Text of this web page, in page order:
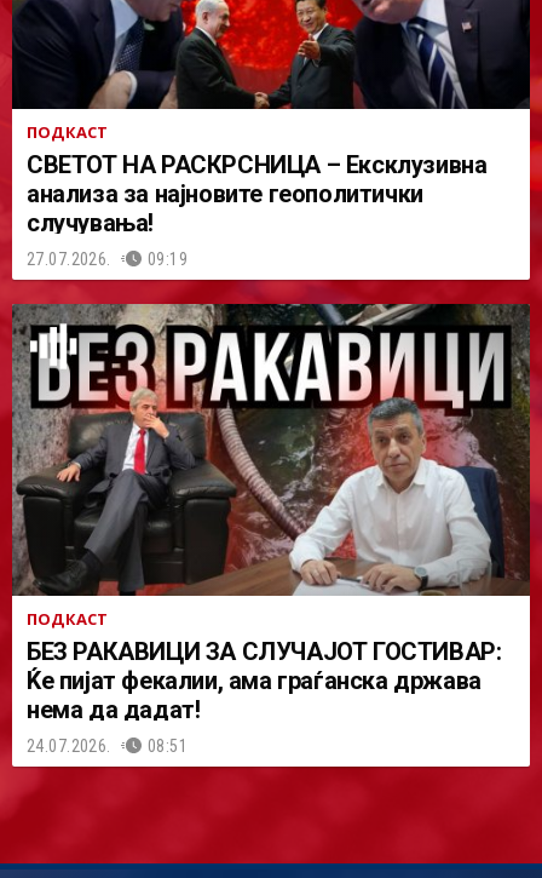
ПОДКАСТ
СВЕТОТ НА РАСКРСНИЦА – Ексклузивна
анализа за најновите геополитички
случувања!
27.07.2026. 09:19
ПОДКАСТ
БЕЗ РАКАВИЦИ ЗА СЛУЧАЈОТ ГОСТИВАР:
Ќе пијат фекалии, ама граѓанска држава
нема да дадат!
24.07.2026. 08:51